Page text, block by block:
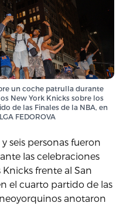
un coche patrulla durante
New York Knicks sobre los
de las Finales de la NBA, en
FEDOROVA
seis personas fueron
las celebraciones
frente al San
el cuarto partido de las
anotaron